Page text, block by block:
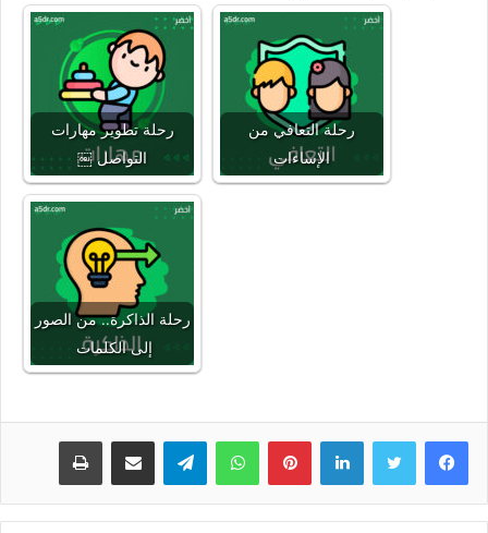
رحلة تطوير مهارات
التواصل ￼
رحلة التعافي من
الإساءات
رحلة الذاكرة.. من الصور
إلى الكلمات
لينكدإن بينتيريستواتساب تيلقرام مشاركة عبر البريد طباعة